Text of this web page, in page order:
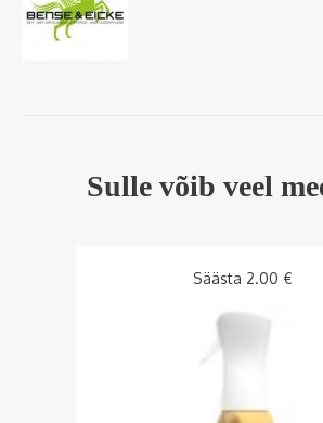
Sulle võib veel
Säästa 2.00 €